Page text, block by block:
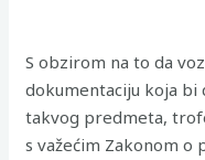
S obzirom na to da
dokumentaciju koja bi
takvog predmeta,
s važećim Zakonom